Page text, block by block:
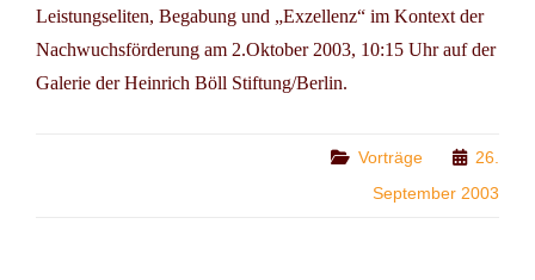
Leistungseliten, Begabung und „Exzellenz“ im Kontext der
Nachwuchsförderung am 2.Oktober 2003, 10:15 Uhr auf der
Galerie der Heinrich Böll Stiftung/Berlin.
Categories
Vorträge
26.
September 2003